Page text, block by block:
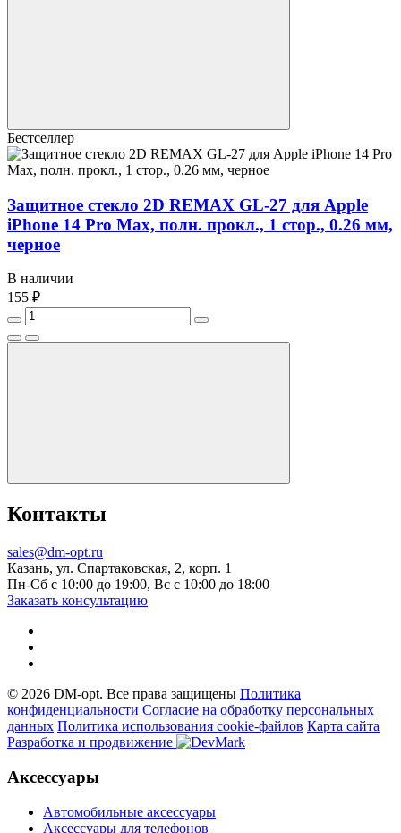
Бестселлер
Защитное стекло 2D REMAX GL-27 для Apple
iPhone 14 Pro Max, полн. прокл., 1 стор., 0.26 мм,
черное
В наличии
155 ₽
Контакты
sales@dm-opt.ru
Казань, ул. Спартаковская, 2, корп. 1
Пн-Сб с 10:00 до 19:00, Вс с 10:00 до 18:00
Заказать консультацию
© 2026 DM-opt. Все права защищены Политика
конфиденциальности Согласие на обработку персональных
данных Пoлитикa иcпoльзoвaния cookie-фaйлoв Карта сайта
Разработка и продвижение
Аксессуары
Автомобильные аксессуары
Аксессуары для телефонов